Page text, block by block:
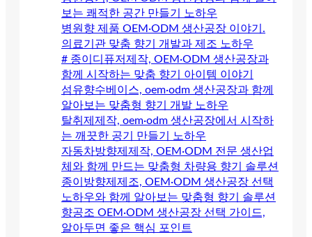
보는 쾌적한 공간 만들기 노하우
병원향 제품 OEM·ODM 생산공장 이야기.
의료기관 맞춤 향기 개발과 제조 노하우
# 종이디퓨저제작, OEM·ODM 생산공장과
함께 시작하는 맞춤 향기 아이템 이야기
섬유향수베이스, oem·odm 생산공장과 함께
알아보는 맞춤형 향기 개발 노하우
탈취제제작, oem·odm 생산공장에서 시작하
는 깨끗한 공기 만들기 노하우
자동차방향제제작, OEM·ODM 전문 생산업
체와 함께 만드는 맞춤형 차량용 향기 솔루션
종이방향제제조, OEM·ODM 생산공장 선택
노하우와 함께 알아보는 맞춤형 향기 솔루션
향공조 OEM·ODM 생산공장 선택 가이드,
알아두면 좋은 핵심 포인트